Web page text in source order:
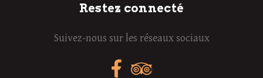
Restez connecté
Suivez-nous sur les réseaux sociaux